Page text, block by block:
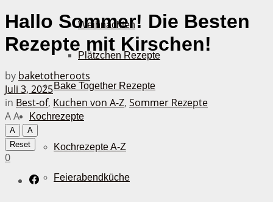
Weihnachten
Plätzchen Rezepte
Bake Together Rezepte
Kochrezepte
Kochrezepte A-Z
Feierabendküche
Hallo Sommer! Die Besten
Rezepte mit Kirschen!
by baketotheroots
Juli 3, 2025
in Best-of, Kuchen von A-Z, Sommer Rezepte
AA
A
A
Reset
0